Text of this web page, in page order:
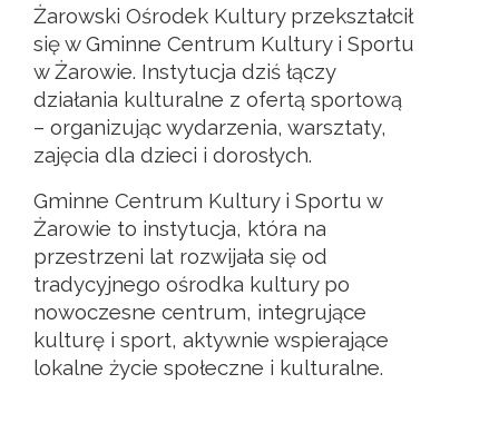
Żarowski Ośrodek Kultury przekształcił
się w Gminne Centrum Kultury i Sportu
w Żarowie. Instytucja dziś łączy
działania kulturalne z ofertą sportową
– organizując wydarzenia, warsztaty,
zajęcia dla dzieci i dorosłych.
Gminne Centrum Kultury i Sportu w
Żarowie to instytucja, która na
przestrzeni lat rozwijała się od
tradycyjnego ośrodka kultury po
nowoczesne centrum, integrujące
kulturę i sport, aktywnie wspierające
lokalne życie społeczne i kulturalne.